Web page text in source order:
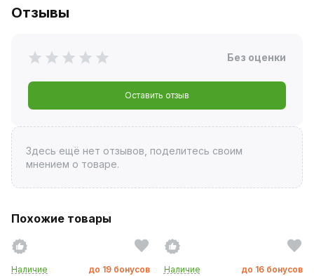
Отзывы
Без оценки
Оставить отзыв
Здесь ещё нет отзывов, поделитесь своим
мнением о товаре.
Похожие товары
Наличие до 19 бонусов
Наличие до 16 бонусов